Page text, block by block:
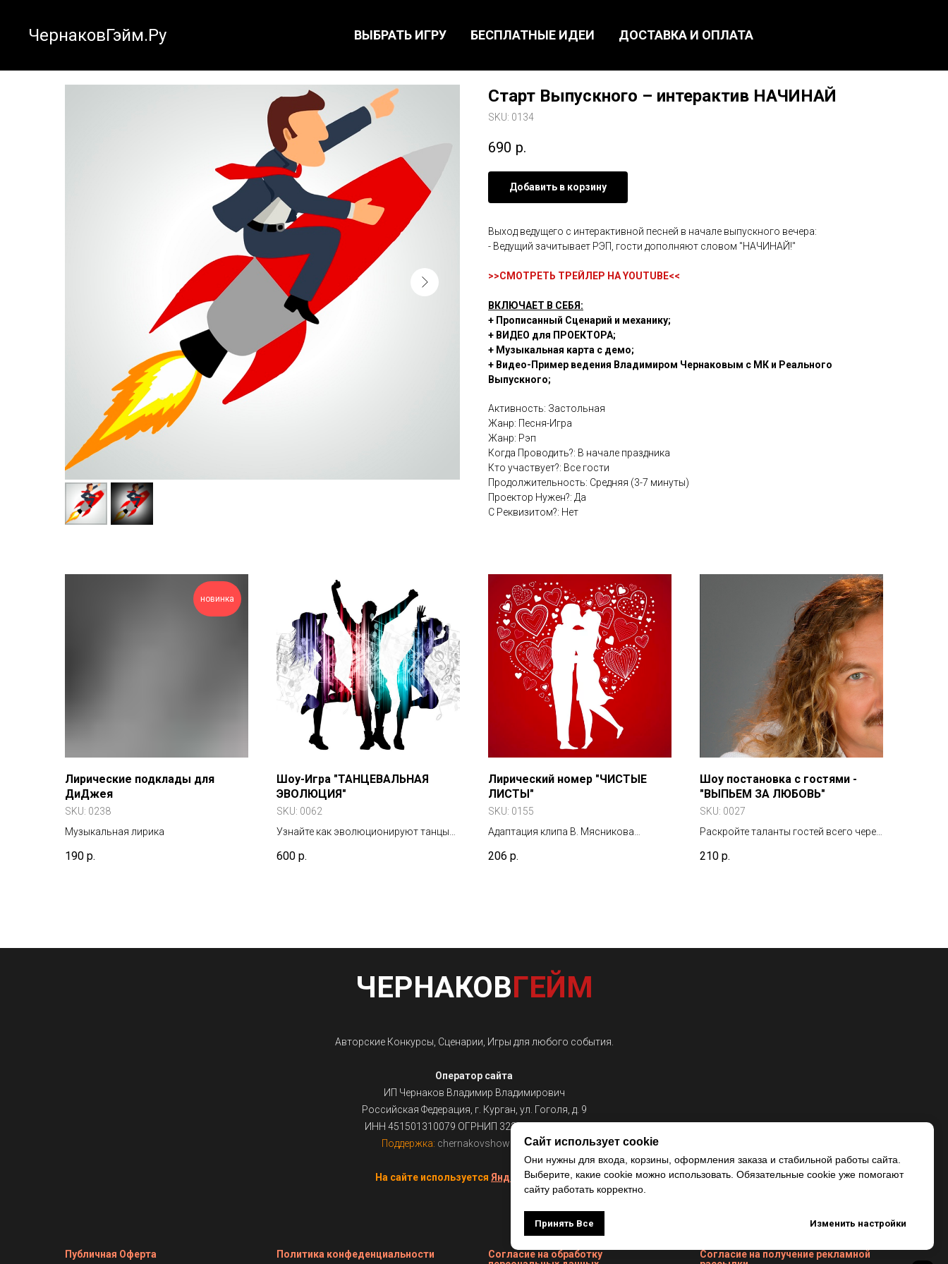
ЧернаковГэйм.Ру ВЫБРАТЬ ИГРУ БЕСПЛАТНЫЕ ИДЕИ ДОСТАВКА И ОПЛАТА
Старт Выпускного – интерактив НАЧИНАЙ
SKU: 0134
690 р.
Добавить в корзину
Выход ведущего с интерактивной песней в начале выпускного вечера:
- Ведущий зачитывает РЭП, гости дополняют словом "НАЧИНАЙ!"
>>СМОТРЕТЬ ТРЕЙЛЕР НА YOUTUBE<<
ВКЛЮЧАЕТ В СЕБЯ:
+ Прописанный Сценарий и механику;
+ ВИДЕО для ПРОЕКТОРА;
+ Музыкальная карта с демо;
+ Видео-Пример ведения Владимиром Чернаковым с МК и Реального
Выпускного;
Активность: Застольная
Жанр: Песня-Игра
Жанр: Рэп
Когда Проводить?: В начале праздника
Кто участвует?: Все гости
Продолжительность: Средняя (3-7 минуты)
Проектор Нужен?: Да
С Реквизитом?: Нет
новинка
Лирические подклады для
ДиДжея
SKU: 0238
Музыкальная лирика
190 р.
Шоу-Игра "ТАНЦЕВАЛЬНАЯ
ЭВОЛЮЦИЯ"
SKU: 0062
Узнайте как эволюционируют танцы
600 р.
Лирический номер "ЧИСТЫЕ
ЛИСТЫ"
SKU: 0155
Адаптация клипа В. Мясникова
206 р.
Шоу постановка с гостями -
"ВЫПЬЕМ ЗА ЛЮБОВЬ"
SKU: 0027
Раскройте таланты гостей всего через
210 р.
Сайт использует cookie
Они нужны для входа, корзины, оформления заказа и стабильной работы сайта.
Выберите, какие cookie можно использовать. Обязательные cookie уже помогают
сайту работать корректно.
Принять Все Изменить настройки
ЧЕРНАКОВГЕЙМ
Авторские Конкурсы, Сценарии, Игры для любого события.
Оператор сайта
ИП Чернаков Владимир Владимирович
Российская Федерация, г. Курган, ул. Гоголя, д. 9
ИНН 451501310079 ОГРНИП 322450000014851
Поддержка: chernakovshow@gmail.com
На сайте используется Яндекс.Метрика
Публичная Оферта Политика конфеденциальности
Согласие на обработку
Согласие на получение рекламной